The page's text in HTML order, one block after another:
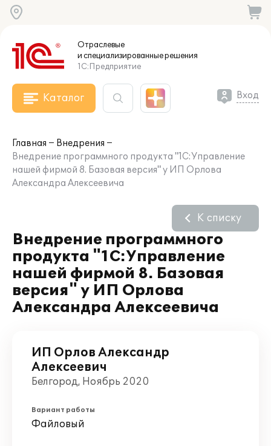
Отраслевые
и специализированныерешения
1С:Предприятие
Каталог Вход
Главная
Внедрения
Внедрение программного продукта "1С:Управление
нашей фирмой 8. Базовая версия" у ИП Орлова
Александра Алексеевича
Внедрение программного
продукта "1С:Управление
нашей фирмой 8. Базовая
версия" у ИП Орлова
Александра Алексеевича
К списку
ИП Орлов Александр
Алексеевич
Белгород, Ноябрь 2020
Вариант работы
Файловый